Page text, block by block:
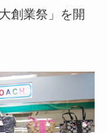
創業祭」を開